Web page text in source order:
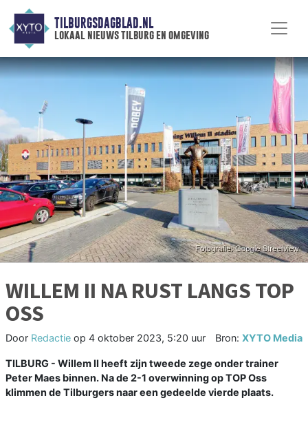
TILBURGSDAGBLAD.NL
lokaal nieuws tilburg en omgeving
WILLEM II NA RUST LANGS TOP
OSS
Door Redactie op 4 oktober 2023, 5:20 uur Bron: XYTO Media
TILBURG - Willem II heeft zijn tweede zege onder trainer
Peter Maes binnen. Na de 2-1 overwinning op TOP Oss
klimmen de Tilburgers naar een gedeelde vierde plaats.